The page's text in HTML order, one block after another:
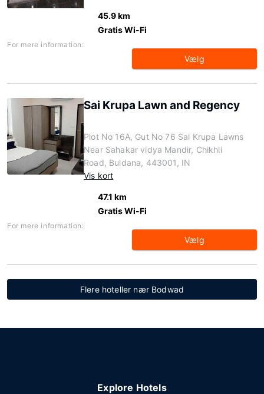
45.9 km
Gratis Wi-Fi
For mere information:
Vælg
Sai Krupa Lawn and Regency
Plot No 16A, Gut No 76 Sai Krupa Lawns
Near Sahakar vidya Mandir, Chikhli
Road, Buldana, 443001, IN
Vis kort
47.1 km
Gratis Wi-Fi
For mere information:
Vælg
Flere hoteller nær Bodwad
Explore Hotels